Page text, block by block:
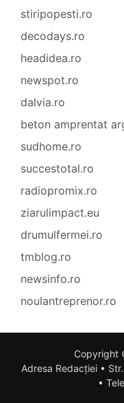
stiripopesti.ro
decodays.ro
headidea.ro
newspot.ro
dalvia.ro
beton amprentat
sudhome.ro
succestotal.ro
radiopromix.ro
ziarulimpact.eu
drumulfermei.ro
tmblog.ro
newsinfo.ro
noulantreprenor.ro
Copyright
Adresa Redacției •
•